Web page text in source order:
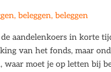
beleggen, beleggen
aandelenkoers in korte
van het fonds, maar
waar moet je op letten bij